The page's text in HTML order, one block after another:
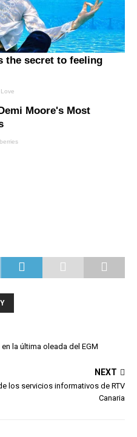
la última oleada del EGM
NEXT
los servicios informativos de RTV
Canaria